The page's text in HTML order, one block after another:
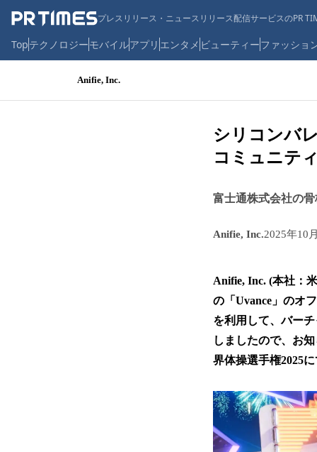
プレスリリース・ニュースリリース配信サービスのPR
Topテクノロジーモバイルアプリ エンタメ ビューティーファッショ
Anifie, Inc.
シリコンバ
コミュニテ
富士通株式会社の
Anifie, Inc.2025年10
Anifie, Inc. (本社：
の「Uvance」のオ
を利用して、バー
しましたので、お
界体操選手権2025